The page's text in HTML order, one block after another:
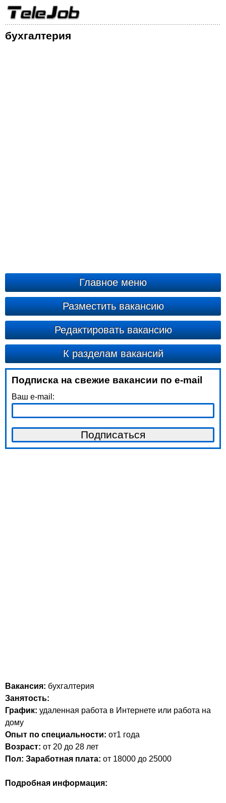
бухгалтерия
Главное меню
Разместить вакансию
Редактировать вакансию
К разделам вакансий
Подписка на свежие вакансии по e-mail
Ваш e-mail:
Вакансия: бухгалтерия
Занятость:
График: удаленная работа в Интернете или работа на
дому
Опыт по специальности: от1 года
Возраст: от 20 до 28 лет
Пол: Заработная плата: от 18000 до 25000
Подробная информация: